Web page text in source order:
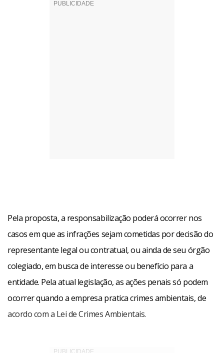
Pela proposta, a responsabilização poderá ocorrer nos
casos em que as infrações sejam cometidas por decisão do
representante legal ou contratual, ou ainda de seu órgão
colegiado, em busca de interesse ou benefício para a
entidade. Pela atual legislação, as ações penais só podem
ocorrer quando a empresa pratica crimes ambientais, de
acordo com a Lei de Crimes Ambientais.